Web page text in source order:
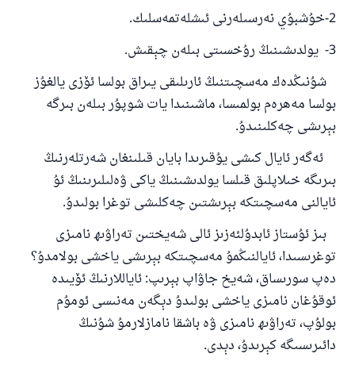
2-خۇشبۇي نەرسىلەرنى ئىشلەتمەسلىك.
3- يولدىشىنىڭ رۇخسىتى بىلەن چېقىش.
شۇنىڭدەك مەسچىتنىڭ ئارىلىقى يىراق بولسا ئۆزى يالغۇز
بولسا مەھرەم بولمىسا، ماشىنىدا يات شوپۇر بىلەن بىرگە
بېرىشى چەكلىنىدۇ.
ئەگەر ئايال كىشى يۇقىرىدا بايان قىلىنغان شەرتلەرنىڭ
بىرىگە خىلاپلىق قىلسا يولدىشىنىڭ ياكى ۋەلىلىرىنىڭ ئۇ
ئايالنى مەسچىتكە بېرىشتىن چەكلىشى توغرا بولىدۇ.
بىز ئۇستاز ئابدۇلئەزىز ئالى شەيختىن تەراۋىھ نامىزى
توغرىسىدا، ئايالنىڭمۇ مەسچىتكە بېرىشى ياخشى بولامدۇ؟
دەپ سورىساق، شەيخ جاۋاپ بېرىپ: ئاياللارنىڭ ئۆيىدە
ئوقۇغان نامىزى ياخشى بولىدۇ دېگەن مەنىسى ئومۇم
بولۇپ، تەراۋىھ نامىزى ۋە باشقا نامازلارمۇ شۇنىڭ
دائىرىسىگە كېرىدۇ، دېدى.